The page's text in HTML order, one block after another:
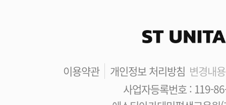
이용약관 개인정보 처리방침 변경내용
사업자등록번호 : 119-